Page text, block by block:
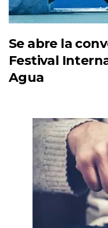
Se abre la
Festival
Agua